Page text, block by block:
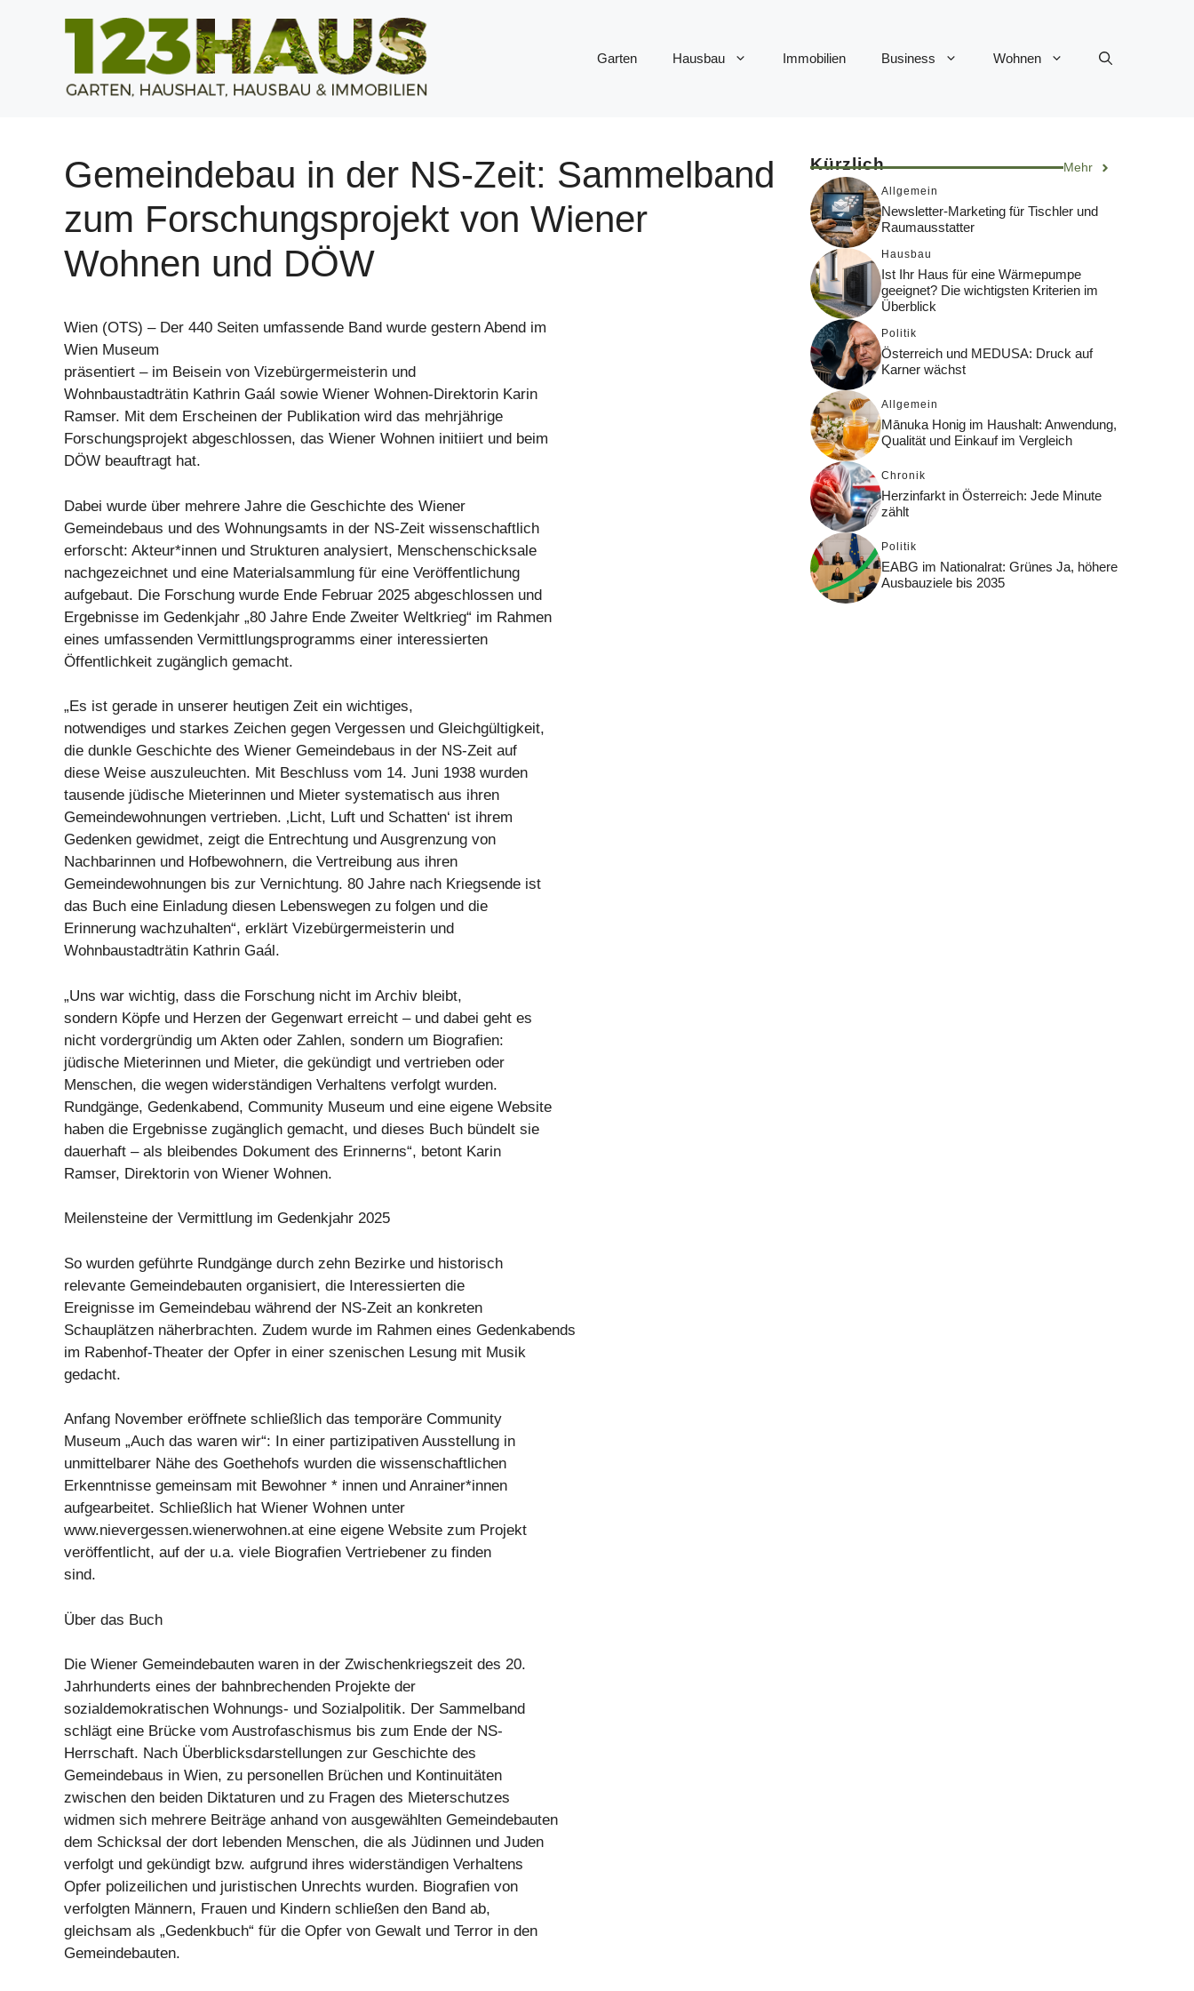
Garten Hausbau Immobilien Business Wohnen
Gemeindebau in der NS-Zeit: Sammelband
zum Forschungsprojekt von Wiener
Wohnen und DÖW
Wien (OTS) – Der 440 Seiten umfassende Band wurde gestern Abend im
Wien Museum
präsentiert – im Beisein von Vizebürgermeisterin und
Wohnbaustadträtin Kathrin Gaál sowie Wiener Wohnen-Direktorin Karin
Ramser. Mit dem Erscheinen der Publikation wird das mehrjährige
Forschungsprojekt abgeschlossen, das Wiener Wohnen initiiert und beim
DÖW beauftragt hat.
Dabei wurde über mehrere Jahre die Geschichte des Wiener
Gemeindebaus und des Wohnungsamts in der NS-Zeit wissenschaftlich
erforscht: Akteur*innen und Strukturen analysiert, Menschenschicksale
nachgezeichnet und eine Materialsammlung für eine Veröffentlichung
aufgebaut. Die Forschung wurde Ende Februar 2025 abgeschlossen und
Ergebnisse im Gedenkjahr „80 Jahre Ende Zweiter Weltkrieg“ im Rahmen
eines umfassenden Vermittlungsprogramms einer interessierten
Öffentlichkeit zugänglich gemacht.
„Es ist gerade in unserer heutigen Zeit ein wichtiges,
notwendiges und starkes Zeichen gegen Vergessen und Gleichgültigkeit,
die dunkle Geschichte des Wiener Gemeindebaus in der NS-Zeit auf
diese Weise auszuleuchten. Mit Beschluss vom 14. Juni 1938 wurden
tausende jüdische Mieterinnen und Mieter systematisch aus ihren
Gemeindewohnungen vertrieben. ‚Licht, Luft und Schatten‘ ist ihrem
Gedenken gewidmet, zeigt die Entrechtung und Ausgrenzung von
Nachbarinnen und Hofbewohnern, die Vertreibung aus ihren
Gemeindewohnungen bis zur Vernichtung. 80 Jahre nach Kriegsende ist
das Buch eine Einladung diesen Lebenswegen zu folgen und die
Erinnerung wachzuhalten“, erklärt Vizebürgermeisterin und
Wohnbaustadträtin Kathrin Gaál.
„Uns war wichtig, dass die Forschung nicht im Archiv bleibt,
sondern Köpfe und Herzen der Gegenwart erreicht – und dabei geht es
nicht vordergründig um Akten oder Zahlen, sondern um Biografien:
jüdische Mieterinnen und Mieter, die gekündigt und vertrieben oder
Menschen, die wegen widerständigen Verhaltens verfolgt wurden.
Rundgänge, Gedenkabend, Community Museum und eine eigene Website
haben die Ergebnisse zugänglich gemacht, und dieses Buch bündelt sie
dauerhaft – als bleibendes Dokument des Erinnerns“, betont Karin
Ramser, Direktorin von Wiener Wohnen.
Meilensteine der Vermittlung im Gedenkjahr 2025
So wurden geführte Rundgänge durch zehn Bezirke und historisch
relevante Gemeindebauten organisiert, die Interessierten die
Ereignisse im Gemeindebau während der NS-Zeit an konkreten
Schauplätzen näherbrachten. Zudem wurde im Rahmen eines Gedenkabends
im Rabenhof-Theater der Opfer in einer szenischen Lesung mit Musik
gedacht.
Anfang November eröffnete schließlich das temporäre Community
Museum „Auch das waren wir“: In einer partizipativen Ausstellung in
unmittelbarer Nähe des Goethehofs wurden die wissenschaftlichen
Erkenntnisse gemeinsam mit Bewohner * innen und Anrainer*innen
aufgearbeitet. Schließlich hat Wiener Wohnen unter
www.nievergessen.wienerwohnen.at eine eigene Website zum Projekt
veröffentlicht, auf der u.a. viele Biografien Vertriebener zu finden
sind.
Über das Buch
Die Wiener Gemeindebauten waren in der Zwischenkriegszeit des 20.
Jahrhunderts eines der bahnbrechenden Projekte der
sozialdemokratischen Wohnungs- und Sozialpolitik. Der Sammelband
schlägt eine Brücke vom Austrofaschismus bis zum Ende der NS-
Herrschaft. Nach Überblicksdarstellungen zur Geschichte des
Gemeindebaus in Wien, zu personellen Brüchen und Kontinuitäten
zwischen den beiden Diktaturen und zu Fragen des Mieterschutzes
widmen sich mehrere Beiträge anhand von ausgewählten Gemeindebauten
dem Schicksal der dort lebenden Menschen, die als Jüdinnen und Juden
verfolgt und gekündigt bzw. aufgrund ihres widerständigen Verhaltens
Opfer polizeilichen und juristischen Unrechts wurden. Biografien von
verfolgten Männern, Frauen und Kindern schließen den Band ab,
gleichsam als „Gedenkbuch“ für die Opfer von Gewalt und Terror in den
Gemeindebauten.
Kürzlich Mehr
Allgemein
Newsletter-Marketing für Tischler und
Raumausstatter
Hausbau
Ist Ihr Haus für eine Wärmepumpe
geeignet? Die wichtigsten Kriterien im
Überblick
Politik
Österreich und MEDUSA: Druck auf
Karner wächst
Allgemein
Mānuka Honig im Haushalt: Anwendung,
Qualität und Einkauf im Vergleich
Chronik
Herzinfarkt in Österreich: Jede Minute
zählt
Politik
EABG im Nationalrat: Grünes Ja, höhere
Ausbauziele bis 2035